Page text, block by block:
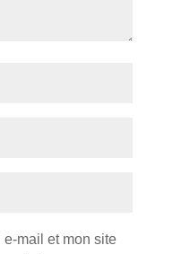
e-mail et mon site